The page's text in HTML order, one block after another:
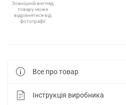
Зовнішній вигляд
товару може
відрізнятися від
фотографії
Все про товар
Інструкція виробника